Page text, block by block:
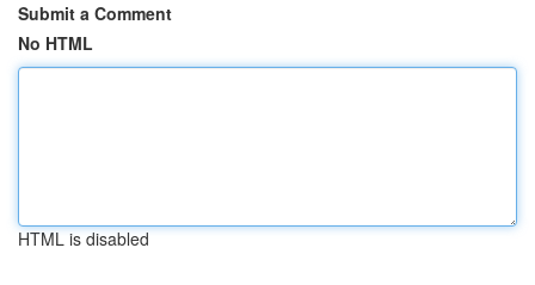
Submit a Comment
No HTML
HTML is disabled